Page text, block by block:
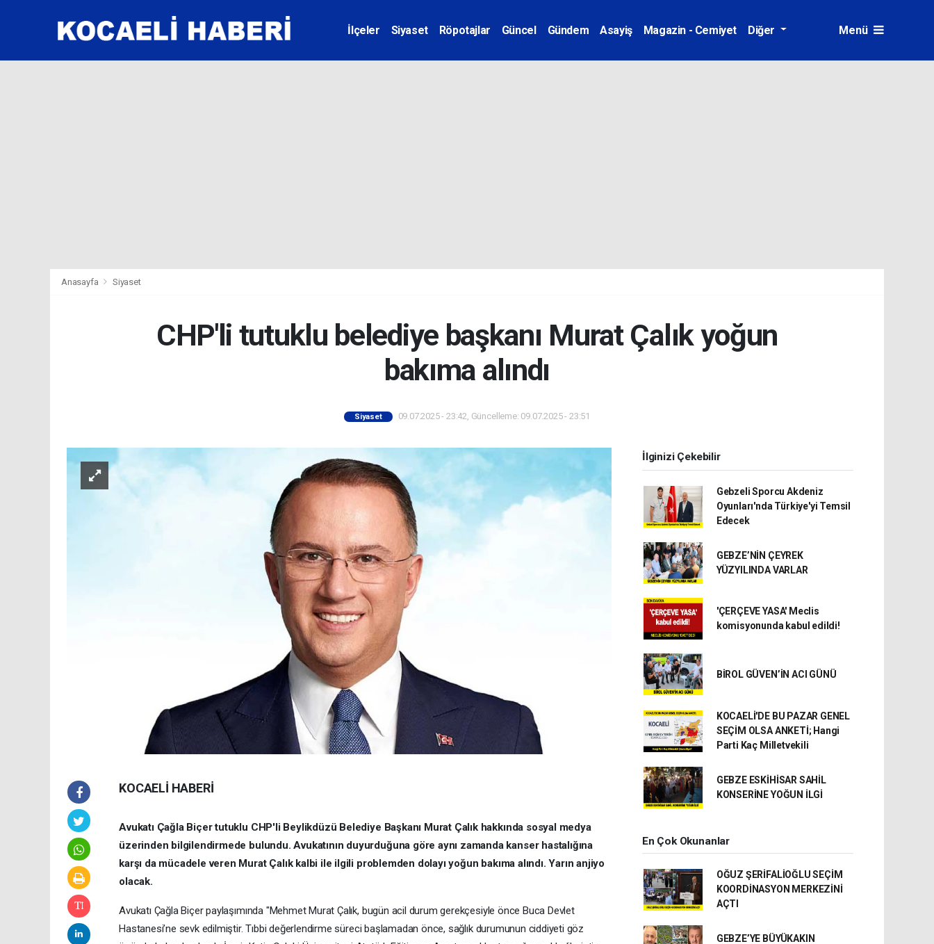
İlçeler Siyaset Röpotajlar Güncel Gündem Asayiş Magazin - Cemiyet Diğer Menü
Anasayfa Siyaset
CHP'li tutuklu belediye başkanı Murat Çalık yoğun
bakıma alındı
Siyaset 09.07.2025 - 23:42, Güncelleme: 09.07.2025 - 23:51
KOCAELİ HABERİ
Avukatı Çağla Biçer tutuklu CHP'li Beylikdüzü Belediye Başkanı Murat Çalık hakkında sosyal medya
üzerinden bilgilendirmede bulundu. Avukatının duyurduğuna göre aynı zamanda kanser hastalığına
karşı da mücadele veren Murat Çalık kalbi ile ilgili problemden dolayı yoğun bakıma alındı. Yarın anjiyo
olacak.
Avukatı Çağla Biçer paylaşımında "Mehmet Murat Çalık, bugün acil durum gerekçesiyle önce Buca Devlet
Hastanesi’ne sevk edilmiştir. Tıbbi değerlendirme süreci başlamadan önce, sağlık durumunun ciddiyeti göz
İlginizi Çekebilir
Gebzeli Sporcu Akdeniz
Oyunları'nda Türkiye'yi Temsil
Edecek
GEBZE’NİN ÇEYREK
YÜZYILINDA VARLAR
'ÇERÇEVE YASA' Meclis
komisyonunda kabul edildi!
BİROL GÜVEN’İN ACI GÜNÜ
KOCAELİ'DE BU PAZAR GENEL
SEÇİM OLSA ANKETİ; Hangi
Parti Kaç Milletvekili
GEBZE ESKİHİSAR SAHİL
KONSERİNE YOĞUN İLGİ
En Çok Okunanlar
OĞUZ ŞERİFALİOĞLU SEÇİM
KOORDİNASYON MERKEZİNİ
AÇTI
GEBZE’YE BÜYÜKAKIN